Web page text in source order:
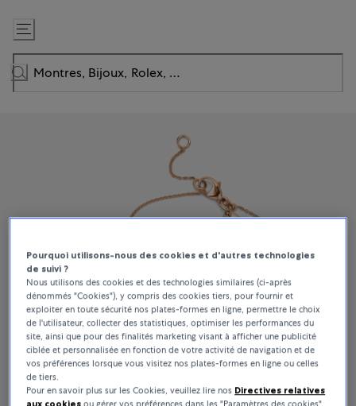
Passer
au
contenu
Pourquoi utilisons-nous des cookies et d'autres technologies
de suivi ?
Nous utilisons des cookies et des technologies similaires (ci-après
dénommés "Cookies"), y compris des cookies tiers, pour fournir et
exploiter en toute sécurité nos plates-formes en ligne, permettre le choix
de l'utilisateur, collecter des statistiques, optimiser les performances du
site, ainsi que pour des finalités marketing visant à afficher une publicité
ciblée et personnalisée en fonction de votre activité de navigation et de
vos préférences lorsque vous visitez nos plates-formes en ligne ou celles
de tiers.
Pour en savoir plus sur les Cookies, veuillez lire nos Directives relatives
aux cookies ou gérer vos préférences dans les "Paramètres des cookies",